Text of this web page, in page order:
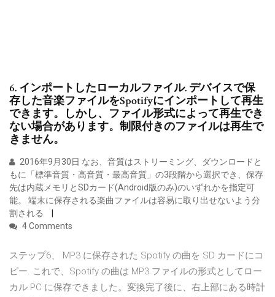
6. インポートしたローカルファイル. デバイスで保
存した音楽ファイルをSpotifyにインポートして再生
できます。しかし、ファイル形式によって再生でき
ない場合があります。制限付きのファイルは再生で
きません。
2016年9月30日 なお、音質はストリーミング、ダウンロードと
もに「標準音質・高音質・最高音質」の3段階から選択でき、保存
先は内蔵メモリとSDカード(Android版のみ)のいずれかを指定可
能。 端末に保存される楽曲ファイルは容易に取り出せないよう分
割される
4 Comments
ステップ6、 MP3 に保存された Spotify の曲を SD カードにコ
ピー. これで、Spotify の曲は MP3 ファイルの形式としてロー
カル PC に保存できました。変換完了後に、右上部にある時計